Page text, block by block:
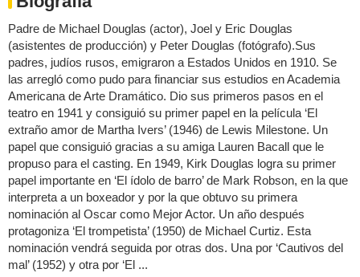
Padre de Michael Douglas (actor), Joel y Eric Douglas
(asistentes de producción) y Peter Douglas (fotógrafo).Sus
padres, judíos rusos, emigraron a Estados Unidos en 1910. Se
las arregló como pudo para financiar sus estudios en Academia
Americana de Arte Dramático. Dio sus primeros pasos en el
teatro en 1941 y consiguió su primer papel en la película ‘El
extraño amor de Martha Ivers’ (1946) de Lewis Milestone. Un
papel que consiguió gracias a su amiga Lauren Bacall que le
propuso para el casting. En 1949, Kirk Douglas logra su primer
papel importante en ‘El ídolo de barro’ de Mark Robson, en la que
interpreta a un boxeador y por la que obtuvo su primera
nominación al Oscar como Mejor Actor. Un año después
protagoniza ‘El trompetista’ (1950) de Michael Curtiz. Esta
nominación vendrá seguida por otras dos. Una por ‘Cautivos del
mal’ (1952) y otra por ‘El ...